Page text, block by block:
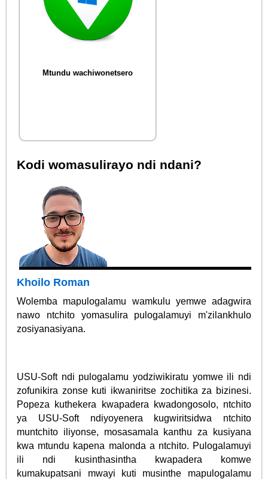
Mtundu wachiwonetsero
Kodi womasulirayo ndi ndani?
Khoilo Roman
Wolemba mapulogalamu wamkulu yemwe adagwira
nawo ntchito yomasulira pulogalamuyi m'zilankhulo
zosiyanasiyana.
USU-Soft ndi pulogalamu yodziwikiratu yomwe ili ndi
zofunikira zonse kuti ikwaniritse zochitika za bizinesi.
Popeza kuthekera kwapadera kwadongosolo, ntchito
ya USU-Soft ndiyoyenera kugwiritsidwa ntchito
muntchito iliyonse, mosasamala kanthu za kusiyana
kwa mtundu kapena malonda a ntchito. Pulogalamuyi
ili ndi kusinthasintha kwapadera komwe
kumakupatsani mwayi kuti musinthe mapulogalamu